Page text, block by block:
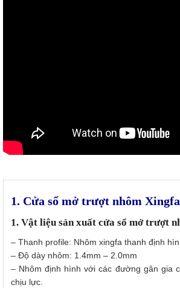
1. Cửa sổ mở trượt nhôm
1. Vật liệu sản xuất cửa sổ mở trượt
– Thanh profile: Nhôm xingfa thanh định
– Độ dày nhôm: 1.4mm – 2.0mm
– Nhôm định hình với các đường gân gia
chịu lực.